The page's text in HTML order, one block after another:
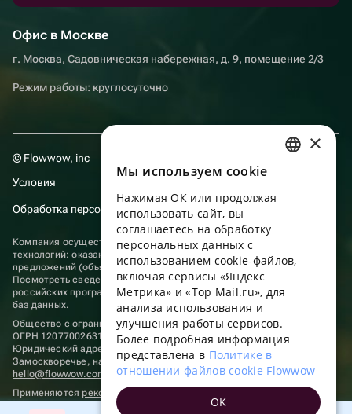
Офис в Москве
г. Москва, Садовническая набережная, д. 9, помещение 2/3
Режим работы: круглосуточно
© Flowwow, inc
Условия
Обработка персональных данных
Компания осуществляет деятельность в области информационных
технологий: оказание услуг в сети “Интернет” по размещению
предложений (объявлений) продавцов о реализации товаров.
Посмотретьсведения о программах, включенных в реестр
российских программ для электронных вычислительных машин и
баз данных.
Общество с ограниченной ответственностью «ФЛАУВАУ»
ОГРН 1207700263198, ИНН 9702020445
Юридический адрес: г. Москва, вн.тер. г. Муниципальный округ
Замоскворечье, наб. Садовническая, д. 9, помещ. 2/3.
hello@flowwow.com
8 800 555-16-15
Применяютсярекомендательные технологии
ENGLISH
UKRAINIAN
PORTUGUESE
FRENCH
TURKISH
×
Мы используем сookie
Нажимая ОК или продолжая
использовать сайт, вы
соглашаетесь на обработку
персональных данных с
использованием cookie-файлов,
включая сервисы «Яндекс
Метрика» и «Top Mail.ru», для
анализа использования и
улучшения работы сервисов.
Более подробная информация
представлена в Политике в
отношении файлов cookie Flowwow
OK